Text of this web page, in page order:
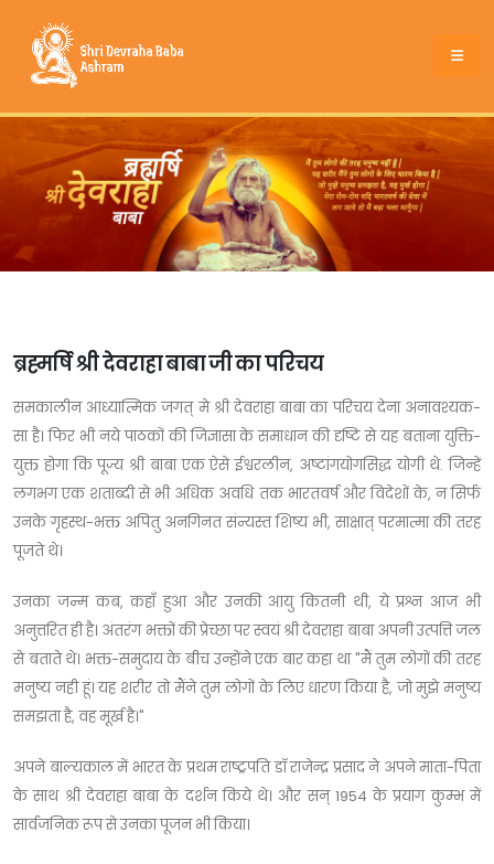
ब्रह्मर्षि श्री देवराहा बाबा जी का परिचय
समकालीन आध्यात्मिक जगत् मे श्री देवराहा बाबा का परिचय देना अनावश्यक-
सा है। फिर भी नये पाठकों की जिज्ञासा के समाधान की दृष्टि से यह बताना युक्ति-
युक्त होगा कि पूज्य श्री बाबा एक ऐसे ईश्वरलीन, अष्टांगयोगसिद्ध योगी थे. जिन्हें
लगभग एक शताब्दी से भी अधिक अवधि तक भारतवर्ष और विदेशों के, न सिर्फ
उनके गृहस्थ-भक्त अपितु अनगिनत संन्यस्त शिष्य भी, साक्षात् परमात्मा की तरह
पूजते थे।
उनका जन्म कब, कहाँ हुआ और उनकी आयु कितनी थी, ये प्रश्न आज भी
अनुत्तरित ही है। अंतरंग भक्तों की प्रेच्छा पर स्वयं श्री देवराहा बाबा अपनी उत्पत्ति जल
से बताते थे। भक्त-समुदाय के बीच उन्होंने एक बार कहा था "मैं तुम लोगों की तरह
मनुष्य नही हूं। यह शरीर तो मैंने तुम लोगों के लिए धारण किया है, जो मुझे मनुष्य
समझता है, वह मूर्ख है।"
अपने बाल्यकाल में भारत के प्रथम राष्ट्रपति डॉ राजेन्द्र प्रसाद ने अपने माता-पिता
के साथ श्री देवराहा बाबा के दर्शन किये थे। और सन् 1954 के प्रयाग कुम्भ में
सार्वजनिक रूप से उनका पूजन भी किया।